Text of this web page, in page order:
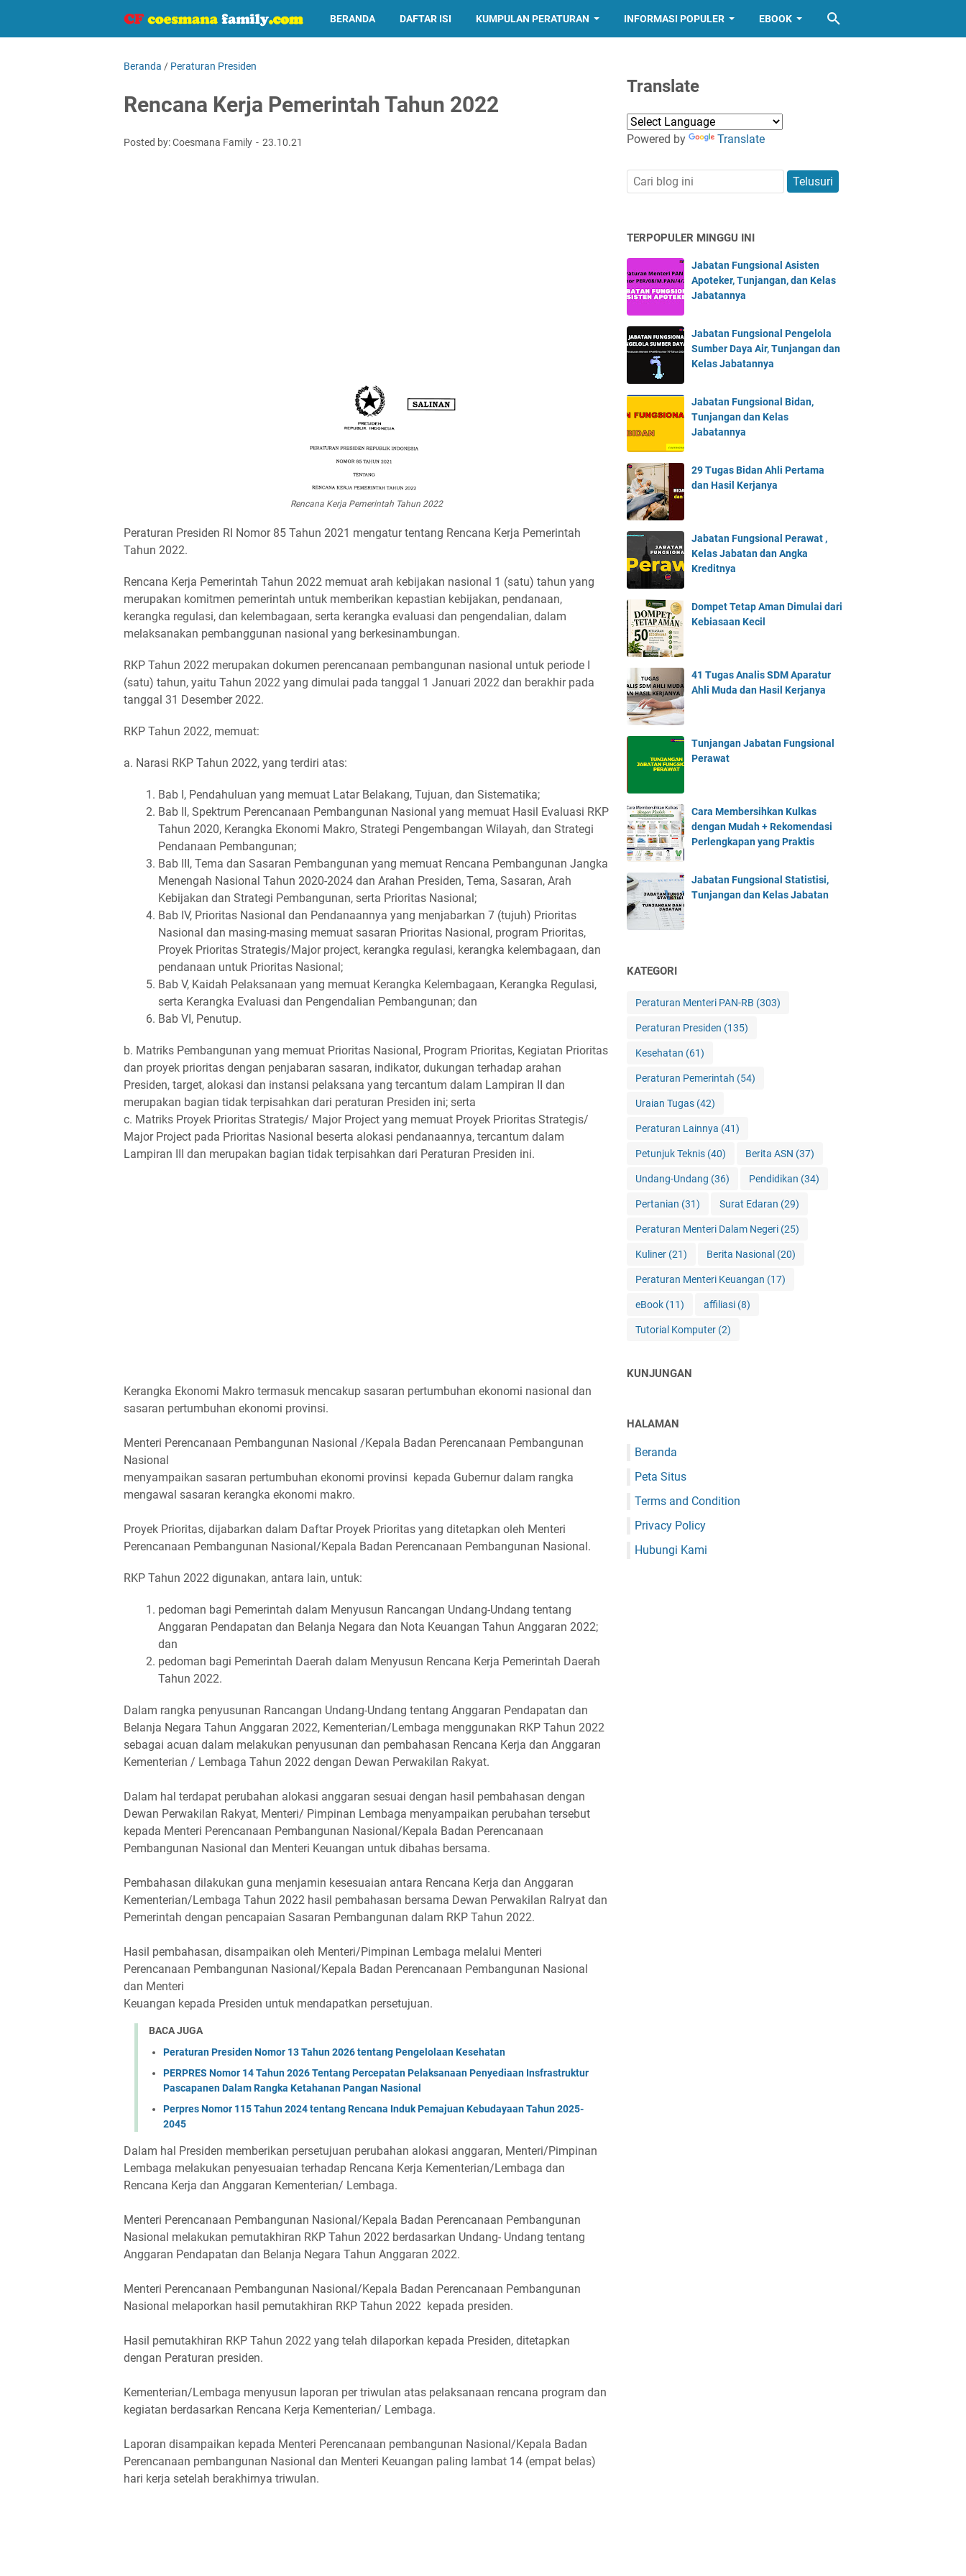
BERANDA DAFTAR ISI KUMPULAN PERATURAN INFORMASI POPULER EBOOK
Beranda / Peraturan Presiden
Rencana Kerja Pemerintah Tahun 2022
Posted by: Coesmana Family 23.10.21
Rencana Kerja Pemerintah Tahun 2022
Peraturan Presiden RI Nomor 85 Tahun 2021 mengatur tentang Rencana Kerja Pemerintah
Tahun 2022.
Rencana Kerja Pemerintah Tahun 2022 memuat arah kebijakan nasional 1 (satu) tahun yang
merupakan komitmen pemerintah untuk memberikan kepastian kebijakan, pendanaan,
kerangka regulasi, dan kelembagaan, serta kerangka evaluasi dan pengendalian, dalam
melaksanakan pembanggunan nasional yang berkesinambungan.
RKP Tahun 2022 merupakan dokumen perencanaan pembangunan nasional untuk periode I
(satu) tahun, yaitu Tahun 2022 yang dimulai pada tanggal 1 Januari 2022 dan berakhir pada
tanggal 31 Desember 2022.
RKP Tahun 2022, memuat:
a. Narasi RKP Tahun 2022, yang terdiri atas:
Bab I, Pendahuluan yang memuat Latar Belakang, Tujuan, dan Sistematika;
Bab II, Spektrum Perencanaan Pembangunan Nasional yang memuat Hasil Evaluasi RKP
Tahun 2020, Kerangka Ekonomi Makro, Strategi Pengembangan Wilayah, dan Strategi
Pendanaan Pembangunan;
Bab III, Tema dan Sasaran Pembangunan yang memuat Rencana Pembangunan Jangka
Menengah Nasional Tahun 2020-2024 dan Arahan Presiden, Tema, Sasaran, Arah
Kebijakan dan Strategi Pembangunan, serta Prioritas Nasional;
Bab IV, Prioritas Nasional dan Pendanaannya yang menjabarkan 7 (tujuh) Prioritas
Nasional dan masing-masing memuat sasaran Prioritas Nasional, program Prioritas,
Proyek Prioritas Strategis/Major project, kerangka regulasi, kerangka kelembagaan, dan
pendanaan untuk Prioritas Nasional;
Bab V, Kaidah Pelaksanaan yang memuat Kerangka Kelembagaan, Kerangka Regulasi,
serta Kerangka Evaluasi dan Pengendalian Pembangunan; dan
Bab VI, Penutup.
b. Matriks Pembangunan yang memuat Prioritas Nasional, Program Prioritas, Kegiatan Prioritas
dan proyek prioritas dengan penjabaran sasaran, indikator, dukungan terhadap arahan
Presiden, target, alokasi dan instansi pelaksana yang tercantum dalam Lampiran II dan
merupakan bagian tidak terpisahkan dari peraturan Presiden ini; serta
c. Matriks Proyek Prioritas Strategis/ Major Project yang memuat Proyek Prioritas Strategis/
Major Project pada Prioritas Nasional beserta alokasi pendanaannya, tercantum dalam
Lampiran III dan merupakan bagian tidak terpisahkan dari Peraturan Presiden ini.
Kerangka Ekonomi Makro termasuk mencakup sasaran pertumbuhan ekonomi nasional dan
sasaran pertumbuhan ekonomi provinsi.
Menteri Perencanaan Pembangunan Nasional /Kepala Badan Perencanaan Pembangunan
Nasional
menyampaikan sasaran pertumbuhan ekonomi provinsi kepada Gubernur dalam rangka
mengawal sasaran kerangka ekonomi makro.
Proyek Prioritas, dijabarkan dalam Daftar Proyek Prioritas yang ditetapkan oleh Menteri
Perencanaan Pembangunan Nasional/Kepala Badan Perencanaan Pembangunan Nasional.
RKP Tahun 2022 digunakan, antara lain, untuk:
pedoman bagi Pemerintah dalam Menyusun Rancangan Undang-Undang tentang
Anggaran Pendapatan dan Belanja Negara dan Nota Keuangan Tahun Anggaran 2022;
dan
pedoman bagi Pemerintah Daerah dalam Menyusun Rencana Kerja Pemerintah Daerah
Tahun 2022.
Dalam rangka penyusunan Rancangan Undang-Undang tentang Anggaran Pendapatan dan
Belanja Negara Tahun Anggaran 2022, Kementerian/Lembaga menggunakan RKP Tahun 2022
sebagai acuan dalam melakukan penyusunan dan pembahasan Rencana Kerja dan Anggaran
Kementerian / Lembaga Tahun 2022 dengan Dewan Perwakilan Rakyat.
Dalam hal terdapat perubahan alokasi anggaran sesuai dengan hasil pembahasan dengan
Dewan Perwakilan Rakyat, Menteri/ Pimpinan Lembaga menyampaikan perubahan tersebut
kepada Menteri Perencanaan Pembangunan Nasional/Kepala Badan Perencanaan
Pembangunan Nasional dan Menteri Keuangan untuk dibahas bersama.
Pembahasan dilakukan guna menjamin kesesuaian antara Rencana Kerja dan Anggaran
Kementerian/Lembaga Tahun 2022 hasil pembahasan bersama Dewan Perwakilan Ralryat dan
Pemerintah dengan pencapaian Sasaran Pembangunan dalam RKP Tahun 2022.
Hasil pembahasan, disampaikan oleh Menteri/Pimpinan Lembaga melalui Menteri
Perencanaan Pembangunan Nasional/Kepala Badan Perencanaan Pembangunan Nasional
dan Menteri
Keuangan kepada Presiden untuk mendapatkan persetujuan.
BACA JUGA
Peraturan Presiden Nomor 13 Tahun 2026 tentang Pengelolaan Kesehatan
PERPRES Nomor 14 Tahun 2026 Tentang Percepatan Pelaksanaan Penyediaan Insfrastruktur
Pascapanen Dalam Rangka Ketahanan Pangan Nasional
Perpres Nomor 115 Tahun 2024 tentang Rencana Induk Pemajuan Kebudayaan Tahun 2025-
2045
Dalam hal Presiden memberikan persetujuan perubahan alokasi anggaran, Menteri/Pimpinan
Lembaga melakukan penyesuaian terhadap Rencana Kerja Kementerian/Lembaga dan
Rencana Kerja dan Anggaran Kementerian/ Lembaga.
Menteri Perencanaan Pembangunan Nasional/Kepala Badan Perencanaan Pembangunan
Nasional melakukan pemutakhiran RKP Tahun 2022 berdasarkan Undang- Undang tentang
Anggaran Pendapatan dan Belanja Negara Tahun Anggaran 2022.
Menteri Perencanaan Pembangunan Nasional/Kepala Badan Perencanaan Pembangunan
Nasional melaporkan hasil pemutakhiran RKP Tahun 2022 kepada presiden.
Hasil pemutakhiran RKP Tahun 2022 yang telah dilaporkan kepada Presiden, ditetapkan
dengan Peraturan presiden.
Kementerian/Lembaga menyusun laporan per triwulan atas pelaksanaan rencana program dan
kegiatan berdasarkan Rencana Kerja Kementerian/ Lembaga.
Laporan disampaikan kepada Menteri Perencanaan pembangunan Nasional/Kepala Badan
Perencanaan pembangunan Nasional dan Menteri Keuangan paling lambat 14 (empat belas)
hari kerja setelah berakhirnya triwulan.
Translate
Powered by Translate
TERPOPULER MINGGU INI
Jabatan Fungsional Asisten
Apoteker, Tunjangan, dan Kelas
Jabatannya
Jabatan Fungsional Pengelola
Sumber Daya Air, Tunjangan dan
Kelas Jabatannya
Jabatan Fungsional Bidan,
Tunjangan dan Kelas
Jabatannya
29 Tugas Bidan Ahli Pertama
dan Hasil Kerjanya
Jabatan Fungsional Perawat ,
Kelas Jabatan dan Angka
Kreditnya
Dompet Tetap Aman Dimulai dari
Kebiasaan Kecil
41 Tugas Analis SDM Aparatur
Ahli Muda dan Hasil Kerjanya
Tunjangan Jabatan Fungsional
Perawat
Cara Membersihkan Kulkas
dengan Mudah + Rekomendasi
Perlengkapan yang Praktis
Jabatan Fungsional Statistisi,
Tunjangan dan Kelas Jabatan
KATEGORI
Peraturan Menteri PAN-RB (303)
Peraturan Presiden (135)
Kesehatan (61)
Peraturan Pemerintah (54)
Uraian Tugas (42)
Peraturan Lainnya (41)
Petunjuk Teknis (40) Berita ASN (37)
Undang-Undang (36) Pendidikan (34)
Pertanian (31) Surat Edaran (29)
Peraturan Menteri Dalam Negeri (25)
Kuliner (21) Berita Nasional (20)
Peraturan Menteri Keuangan (17)
eBook (11) affiliasi (8)
Tutorial Komputer (2)
KUNJUNGAN
HALAMAN
Beranda
Peta Situs
Terms and Condition
Privacy Policy
Hubungi Kami